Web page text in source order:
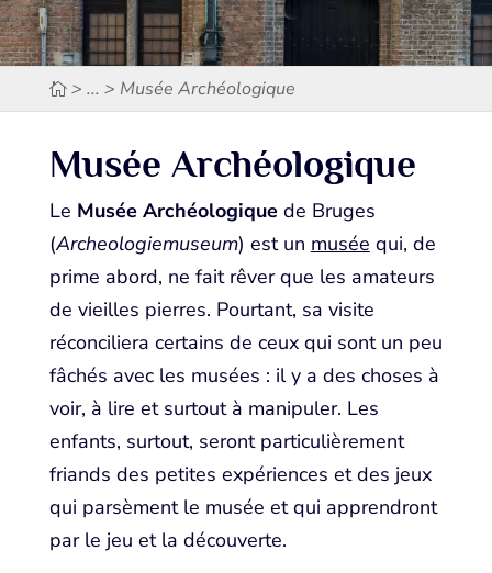
> ... > Musée Archéologique
Musée Archéologique
Le Musée Archéologiquede Bruges
(Archeologiemuseum) est un musée qui, de
prime abord, ne fait rêver que les amateurs
de vieilles pierres. Pourtant, sa visite
réconciliera certains de ceux qui sont un peu
fâchés avec les musées : il y a des choses à
voir, à lire et surtout à manipuler. Les
enfants, surtout, seront particulièrement
friands des petites expériences et des jeux
qui parsèment le musée et qui apprendront
par le jeu et la découverte.